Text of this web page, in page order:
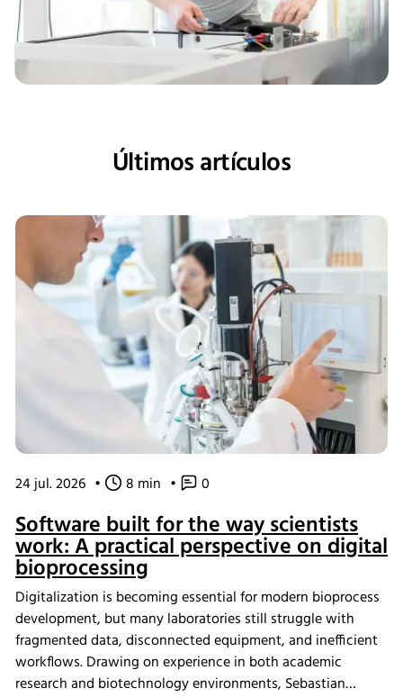
Últimos artículos
24 jul. 2026 • 8 min • 0
Software built for the way scientists
work: A practical perspective on digital
bioprocessing
Digitalization is becoming essential for modern bioprocess
development, but many laboratories still struggle with
fragmented data, disconnected equipment, and inefficient
workflows. Drawing on experience in both academic
research and biotechnology environments, Sebastian